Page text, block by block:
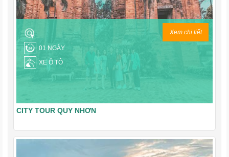
01 NGÀY
XE Ô TÔ
Xem chi tiết
CITY TOUR QUY NHƠN